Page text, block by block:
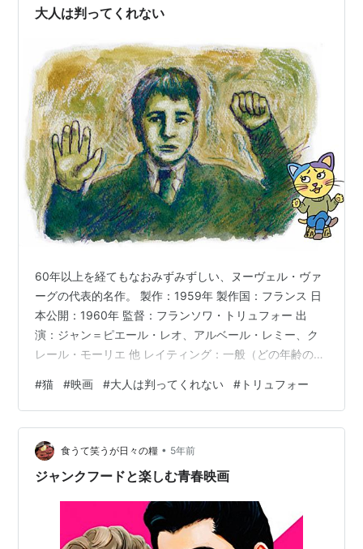
くらいに冷えた壁が、一瞬でできてしまう。いくら壁を
大人は判ってくれない
60年以上を経てもなおみずみずしい、ヌーヴェル・ヴァ
ーグの代表的名作。 製作：1959年 製作国：フランス 日
本公開：1960年 監督：フランソワ・トリュフォー 出
演：ジャン＝ピエール・レオ、アルベール・レミー、ク
レール・モーリエ 他 レイティング：一般（どの年齢の方
☆☆（脇役級） 親友の家の飼い猫６匹くらい？ 名前：な
し 色柄：長毛の黒、グレーなど（モノクロのため推定）
◆大人は信じられない 『大人は判ってくれない』という
タイトルを目にすると必ずと言っていいほど思い出すの
は、中学１年か２年のときの出来事です。学校で、何か
#猫 #映画 #大人は判ってくれない # トリュフォー
食うて笑うが日々の糧 • 5年前
ジャンクフードと楽しむ青春映画